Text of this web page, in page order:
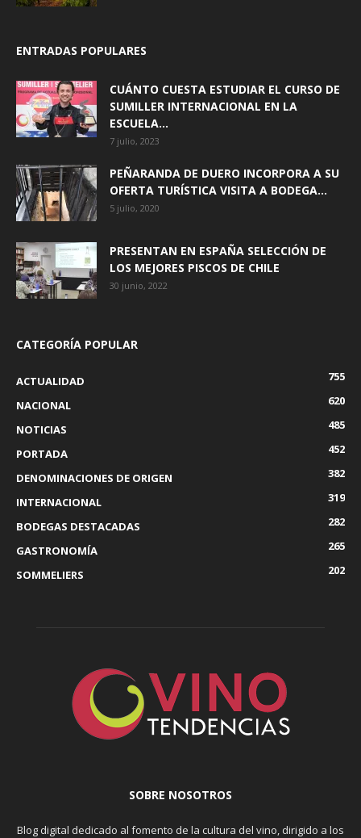
ENTRADAS POPULARES
CUÁNTO CUESTA ESTUDIAR EL CURSO DE
SUMILLER INTERNACIONAL EN LA
ESCUELA...
7 julio, 2023
PEÑARANDA DE DUERO INCORPORA A SU
OFERTA TURÍSTICA VISITA A BODEGA...
5 julio, 2020
PRESENTAN EN ESPAÑA SELECCIÓN DE
LOS MEJORES PISCOS DE CHILE
30 junio, 2022
CATEGORÍA POPULAR
ACTUALIDAD
755
NACIONAL
620
NOTICIAS
485
PORTADA
452
DENOMINACIONES DE ORIGEN
382
INTERNACIONAL
319
BODEGAS DESTACADAS
282
GASTRONOMÍA
265
SOMMELIERS
202
SOBRE NOSOTROS
Blog digital dedicado al fomento de la cultura del vino, dirigido a los